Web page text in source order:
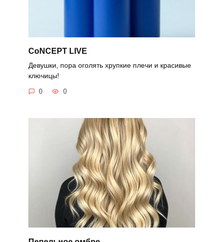
CoNCEPT LIVE
Девушки, пора оголять хрупкие плечи и красивые
ключицы!
0 0